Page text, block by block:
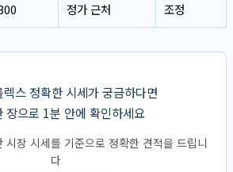
정가 근처 조정
렉스 정확한 시세가 궁금하다면
장으로 1분 안에 확인하세요
시장 시세를 기준으로 정확한 견적을 드립니
다